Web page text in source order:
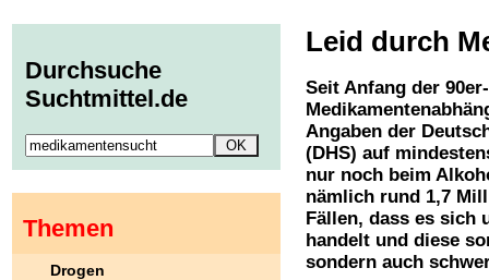
Leid durch
Seit Anfang der
Angaben der
(DHS) auf
nur noch beim
nämlich rund 1,7
Fällen, dass es sich
handelt und diese
sondern auch
Durchsuche
Suchtmittel.de
Themen
Drogen